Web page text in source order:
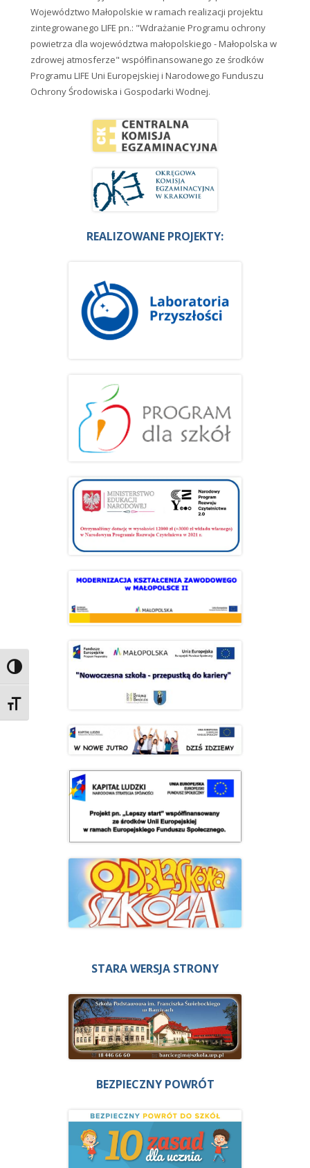
Przełącz wysoki kontrast
Zmień rozmiar czcionek
Województwo Małopolskie w ramach realizacji projektu
zintegrowanego LIFE pn.: "Wdrażanie Programu ochrony
powietrza dla województwa małopolskiego - Małopolska w
zdrowej atmosferze" współfinansowanego ze środków
Programu LIFE Uni Europejskiej i Narodowego Funduszu
Ochrony Środowiska i Gospodarki Wodnej.
REALIZOWANE PROJEKTY:
STARA WERSJA STRONY
BEZPIECZNY POWRÓT